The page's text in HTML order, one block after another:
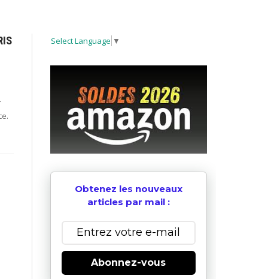
Select Language ▼
Obtenez les nouveaux
articles par mail :
Abonnez-vous